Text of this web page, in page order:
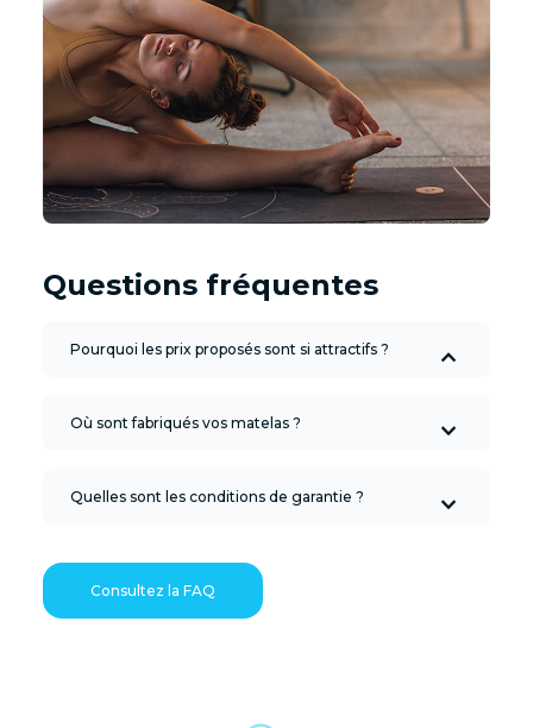
Questions fréquentes
Pourquoi les prix proposés sont si attractifs ?
Où sont fabriqués vos matelas ?
Quelles sont les conditions de garantie ?
Consultez la FAQ